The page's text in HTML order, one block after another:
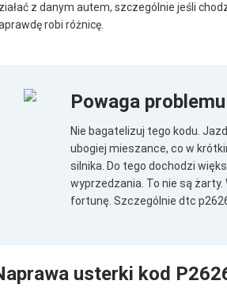
z danym autem, szczególnie jeśli
robi różnicę.
Powaga
Nie bagatelizuj tego kodu.
ubogiej mieszance, co w
silnika. Do tego dochodzi
wyprzedzania. To nie są
fortunę. Szczególnie dtc
usterki kod